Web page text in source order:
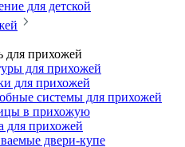
для детской
для прихожей
для прихожей
для прихожей
системы для прихожей
в прихожую
для прихожей
двери-купе